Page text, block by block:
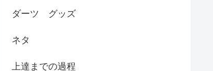
ダーツ グッズ
ネタ
上達までの過程